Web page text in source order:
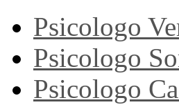
Psicologo
Psicologo
Psicologo